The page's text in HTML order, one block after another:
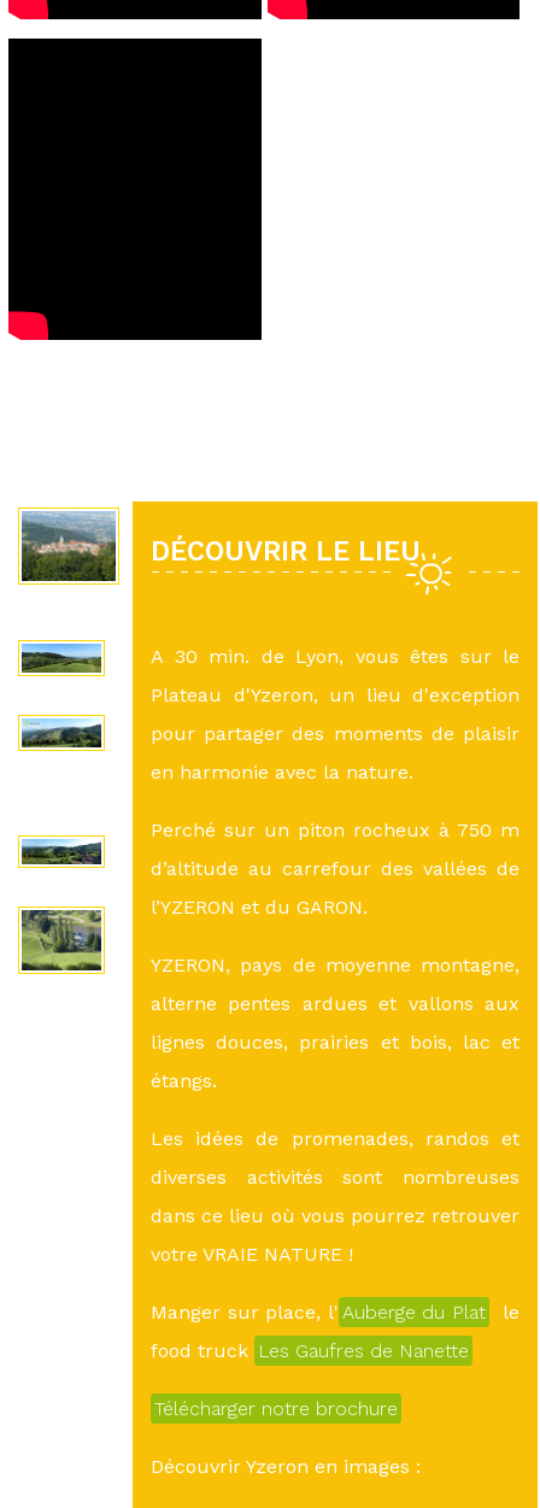
DÉCOUVRIR LE LIEU
A 30 min. de Lyon, vous êtes sur le
Plateau d'Yzeron, un lieu d'exception
pour partager des moments de plaisir
en harmonie avec la nature.
Perché sur un piton rocheux à 750 m
d’altitude au carrefour des vallées de
l’YZERON et du GARON.
YZERON, pays de moyenne montagne,
alterne pentes ardues et vallons aux
lignes douces, prairies et bois, lac et
étangs.
Les idées de promenades, randos et
diverses activités sont nombreuses
dans ce lieu où vous pourrez retrouver
votre VRAIE NATURE !
Manger sur place, l' Auberge du Plat
le
food truck Les Gaufres de Nanette
Télécharger notre brochure
Découvrir Yzeron en images :